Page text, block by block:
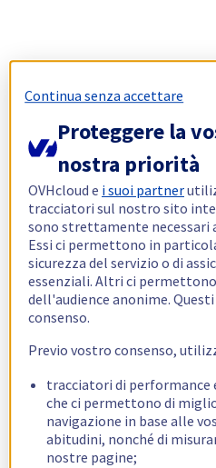
Continua senza accettare
Proteggere la
nostra priorità
OVHcloud e i suoi partner
tracciatori sul nostro sito
sono strettamente necessari
Essi ci permettono in
sicurezza del servizio o di
essenziali. Altri ci
dell'audience anonime.
consenso.
Previo vostro consenso,
tracciatori di performance
che ci permettono di
navigazione in base alle
abitudini, nonché di
nostre pagine;